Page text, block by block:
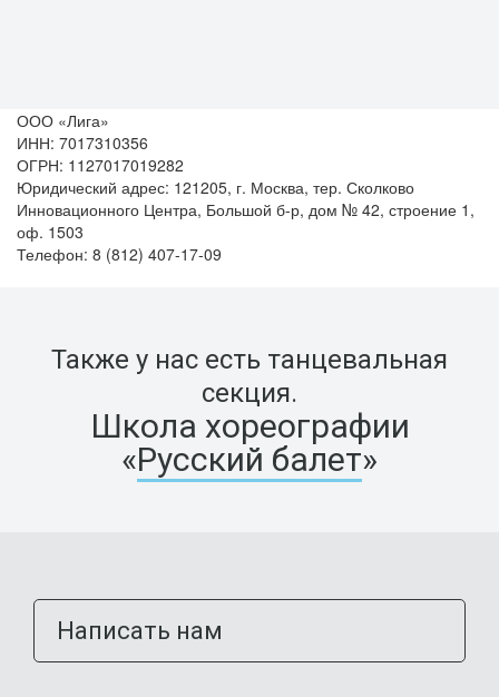
ООО «Лига»
ИНН: 7017310356
ОГРН: 1127017019282
Юридический адрес: 121205, г. Москва, тер. Сколково
Инновационного Центра, Большой б-р, дом № 42, строение 1,
оф. 1503
Телефон: 8 (812) 407-17-09
Также у нас есть танцевальная
секция.
Школа хореографии
«Русский балет»
Написать нам